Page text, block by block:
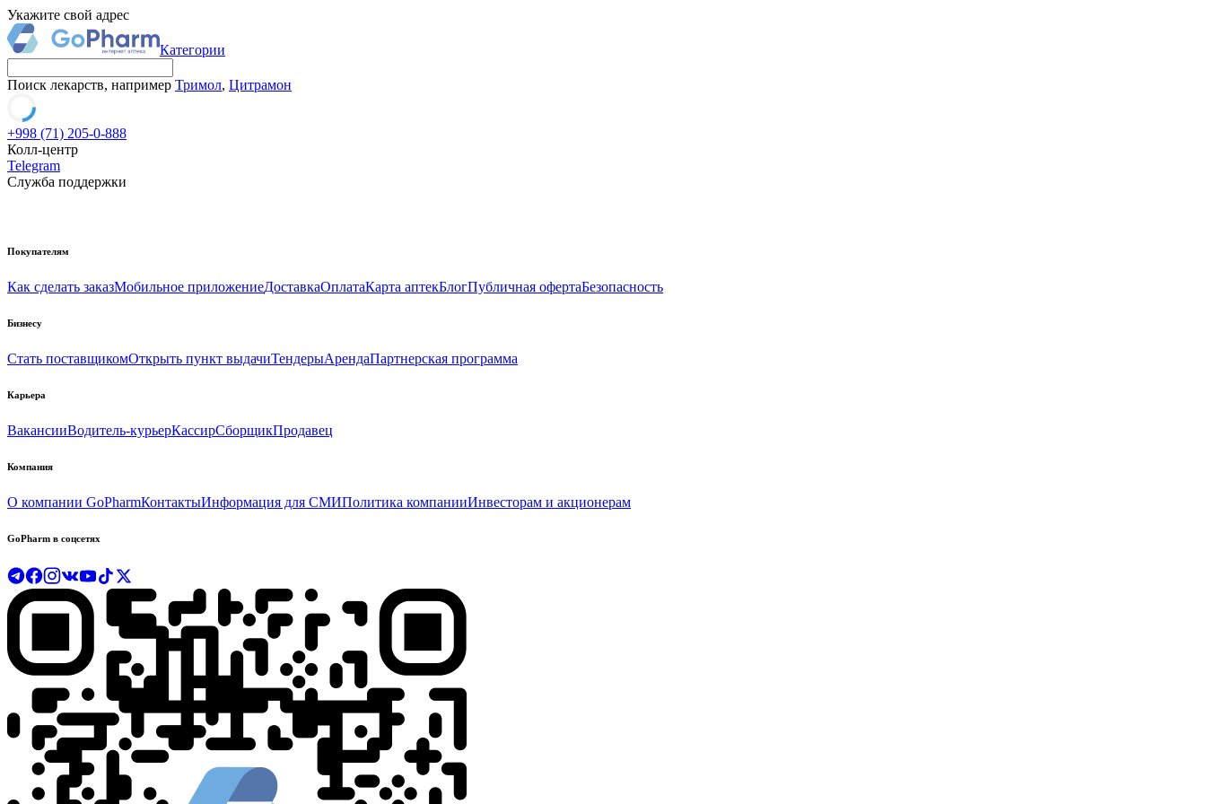
Укажите свой адрес
Категории
Поиск лекарств, например Тримол, Цитрамон
+998 (71) 205-0-888
Колл-центр
Telegram
Служба поддержки
Покупателям
Как сделать заказМобильное приложениеДоставкаОплатаКарта аптекБлогПубличная офертаБезопасность
Бизнесу
Стать поставщикомОткрыть пункт выдачиТендерыАрендаПартнерская программа
Карьера
ВакансииВодитель-курьерКассирСборщикПродавец
Компания
О компании GoPharmКонтактыИнформация для СМИПолитика компанииИнвесторам и акционерам
GoPharm в соцсетях